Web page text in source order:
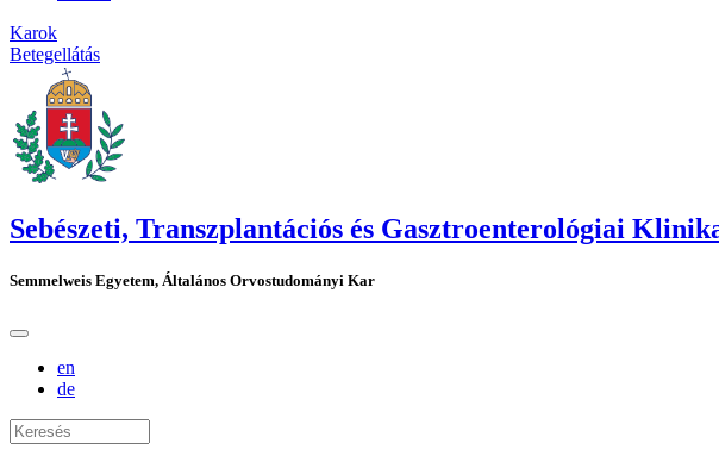
Karok
Betegellátás
Sebészeti, Transzplantációs és Gasztroenterológiai
Semmelweis Egyetem, Általános Orvostudományi Kar
en
de